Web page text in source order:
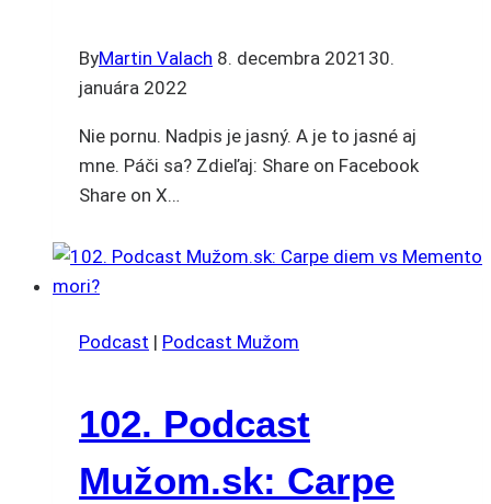
ByMartin Valach 8. decembra 2021 30.
januára 2022
Nie pornu. Nadpis je jasný. A je to jasné aj
mne. Páči sa? Zdieľaj: Share on Facebook
Share on X…
Podcast | Podcast Mužom
102. Podcast
Mužom.sk: Carpe